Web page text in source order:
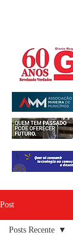
Post
Posts Recente